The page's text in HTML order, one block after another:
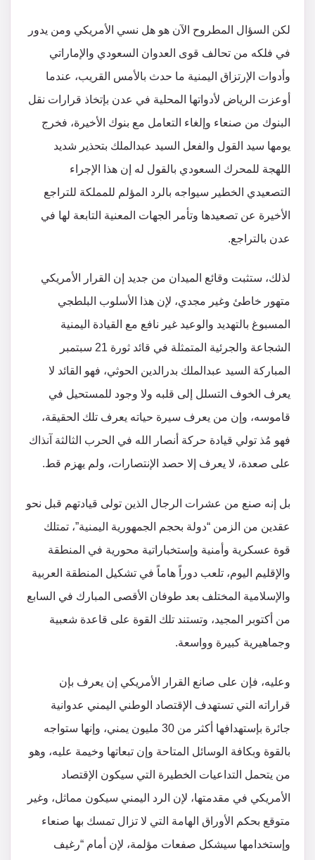
لكن السؤال المطروح الآن هو هل نسي الأمريكي ومن يدور
في فلكه من تحالف قوى العدوان السعودي والإماراتي
وأدوات الإرتزاق اليمنية ما حدث بالأمس القريب، عندما
أوعزت الرياض لأدواتها المحلية في عدن بإتخاذ قرارات نقل
البنوك من صنعاء وإلغاء التعامل مع بنوك الأخيرة، فخرج
يومها سيد القول والفعل السيد عبدالملك بتحذير شديد
اللهجة للمحرك السعودي بالقول له إن هذا الإجراء
التصعيدي الخطير سيواجه بالرد المؤلم للمملكة للتراجع
الأخيرة عن تصعيدها وتأمر الجهات المعنية التابعة لها في
عدن بالتراجع.
لذلك، ستثبت وقائع الميدان من جديد إن القرار الأمريكي
متهور خاطئ وغير مجدي، لإن هذا الأسلوب البلطجي
المسبوغ بالتهديد والوعيد غير نافع مع القيادة اليمنية
الشجاعة والجرئية المتمثلة في قائد ثورة 21 سبتمبر
المباركة السيد عبدالملك بدرالدين الحوثي، فهو القائد لا
يعرف الخوف التسلل إلى قلبه ولا وجود للمستحيل في
قاموسه، وإن من يعرف سيرة حياته يعرف تلك الحقيقة،
فهو مُذ تولي قيادة حركة أنصار الله في الحرب الثالثة آنذاك
على صعدة، لا يعرف إلا حصد الإنتصارات، ولم يهزم قط.
بل إنه صنع من عشرات الرجال الذين تولى قيادتهم قبل نحو
عقدين من الزمن “دولة بحجم الجمهورية اليمنية”، تمتلك
قوة عسكرية وأمنية وإستخباراتية محورية في المنطقة
والإقليم اليوم، تلعب دوراً هاماً في تشكيل المنطقة العربية
والإسلامية المختلف بعد طوفان الأقصى المبارك في السابع
من أكتوبر المجيد، وتستند تلك القوة على قاعدة شعبية
وجماهيرية كبيرة وواسعة.
وعليه، فإن على صانع القرار الأمريكي إن يعرف بإن
قراراته التي تستهدف الإقتصاد الوطني اليمني عدوانية
جائرة بإستهدافها أكثر من 30 مليون يمني، وإنها ستواجه
بالقوة وبكافة الوسائل المتاحة وإن تبعاتها وخيمة عليه، وهو
من يتحمل التداعيات الخطيرة التي سيكون الإقتصاد
الأمريكي في مقدمتها، لإن الرد اليمني سيكون مماثل، وغير
متوقع بحكم الأوراق الهامة التي لا تزال تمسك بها صنعاء
وإستخدامها سيشكل صفعات مؤلمة، لإن أمام “رغيف